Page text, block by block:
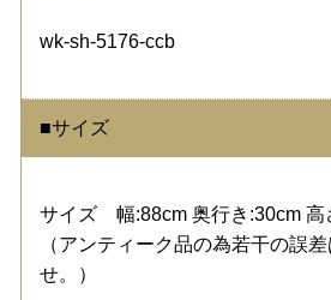
wk-sh-5176-ccb
■サイズ
サイズ 幅:88cm 奥行き:30cm 高
（アンティーク品の為若干の誤
せ。）